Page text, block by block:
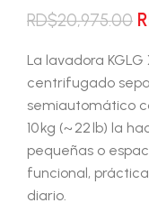
RD$20,975.00
La lavadora
centrifugado
semiautomático
10 kg (~ 22 lb) la
pequeñas o
funcional,
diario.